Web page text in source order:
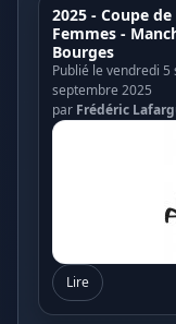
2025 - Coupe
Femmes -
Bourges
Publié le vendredi
septembre 2025
par Frédéric
Lire